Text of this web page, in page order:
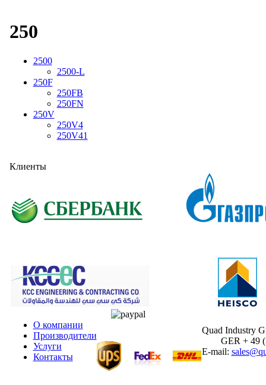
250
2500
2500-L
250F
250FB
250FN
250V
250V4
250V41
Клиенты
О компании
Производители
Услуги
Контакты
Quad Industry
GER + 49
E-mail: